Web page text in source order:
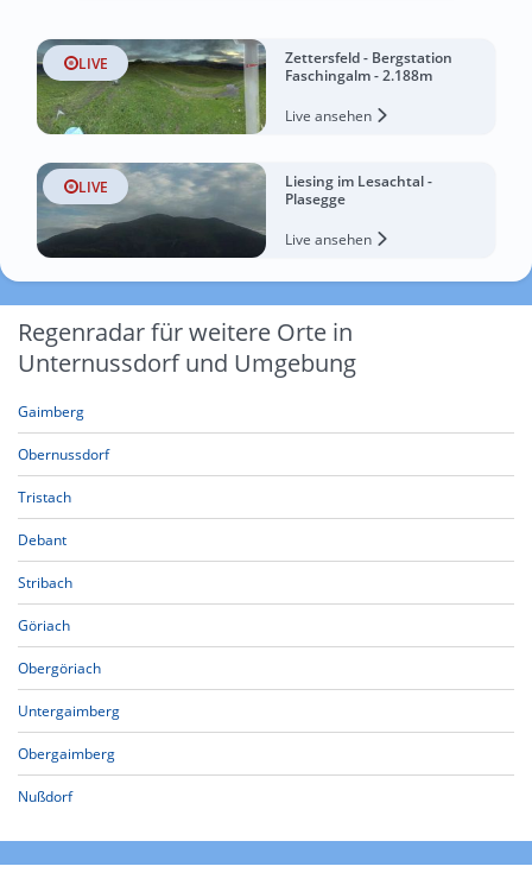
LIVE
Zettersfeld - Bergstation
Faschingalm - 2.188m
Live ansehen
LIVE
Liesing im Lesachtal -
Plasegge
Live ansehen
Regenradar für weitere Orte in
Unternussdorf und Umgebung
Gaimberg
Obernussdorf
Tristach
Debant
Stribach
Göriach
Obergöriach
Untergaimberg
Obergaimberg
Nußdorf